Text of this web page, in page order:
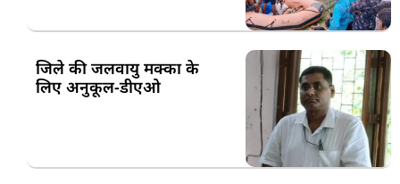
जिले की जलवायु मक्का के
लिए अनुकूल-डीएओ